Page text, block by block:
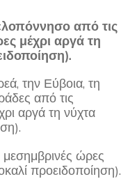
από τις
μέχρι αργά τη
την Εύβοια, τη
από τις
αργά τη νύχτα
μεσημβρινές ώρες
προειδοποίηση).